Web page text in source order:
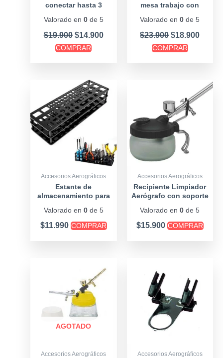
conectar hasta 3
Valorado en 0de 5
$19.900 $14.900
COMPRAR
mesa trabajo con
Valorado en0 de 5
$23.900 $18.900
COMPRAR
Accesorios Aerográficos
Estante de
almacenamiento para
y otros
Valorado en 0de 5
$11.990 COMPRAR
Accesorios Aerográficos
Recipiente Limpiador
Aerógrafo con soporte
Valorado en0 de 5
$15.900 COMPRAR
AGOTADO
Accesorios Aerográficos Accesorios Aerográficos